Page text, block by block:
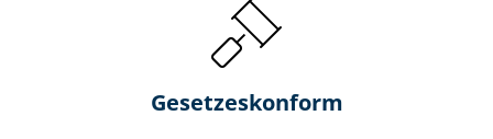
Gesetzes­konform